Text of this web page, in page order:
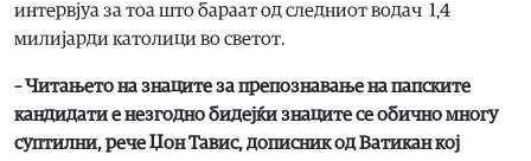
интервјуа за тоа што бараат од следниот водач 1,4
милијарди католици во светот.
– Читањето на знаците за препознавање на папските
кандидати е незгодно бидејќи знаците се обично многу
суптилни, рече Џон Тавис, дописник од Ватикан кој